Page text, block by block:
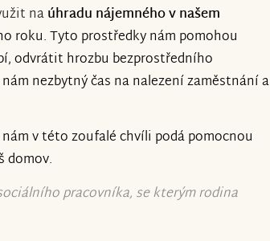
naúhradu nájemného v našem
roku. Tyto prostředky nám pomohou
odvrátit hrozbu bezprostředního
nezbytný čas na nalezení zaměstnání a
v této zoufalé chvíli podá pomocnou
domov.
pracovníka, se kterým rodina